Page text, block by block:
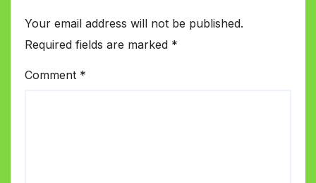
Your email address will not be published.
Required fields are marked *
Comment *